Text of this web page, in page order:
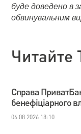
буде доведено в
обвинувальним
Читайте
Справа
бенефіціарного
06.08.2026 18:10